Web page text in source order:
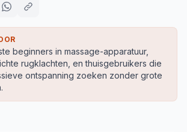
beginners in massage-apparatuur,
rugklachten, en thuisgebruikers die
ontspanning zoeken zonder grote